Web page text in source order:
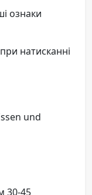
ознаки
натисканні
und
30-45